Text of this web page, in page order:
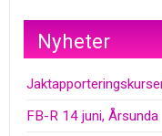
Nyheter
FB-R 14 juni, Årsunda